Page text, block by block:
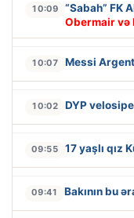
10:09 “Sabah” FK
Obermair və
10:07 Messi
10:02 DYP
09:55 17 yaşlı qız
09:41 Bakının bu